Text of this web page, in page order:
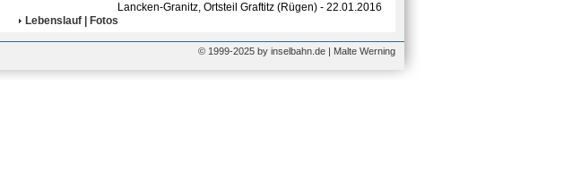
Lancken-Granitz, Ortsteil Graftitz (Rügen) - 22.01.2016
Lebenslauf | Fotos
© 1999-2025 by inselbahn.de | Malte Werning